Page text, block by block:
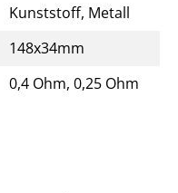
Kunststoff, Metall
148x34mm
0,4 Ohm, 0,25 Ohm